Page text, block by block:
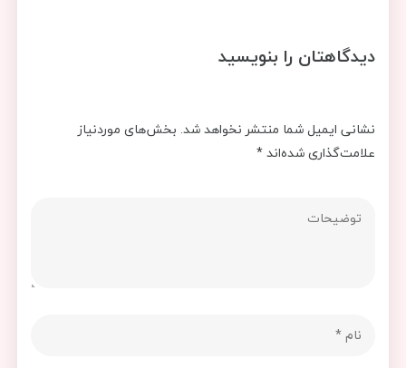
دیدگاهتان را بنویسید
نشانی ایمیل شما منتشر نخواهد شد. بخش‌های موردنیاز
علامت‌گذاری شده‌اند*